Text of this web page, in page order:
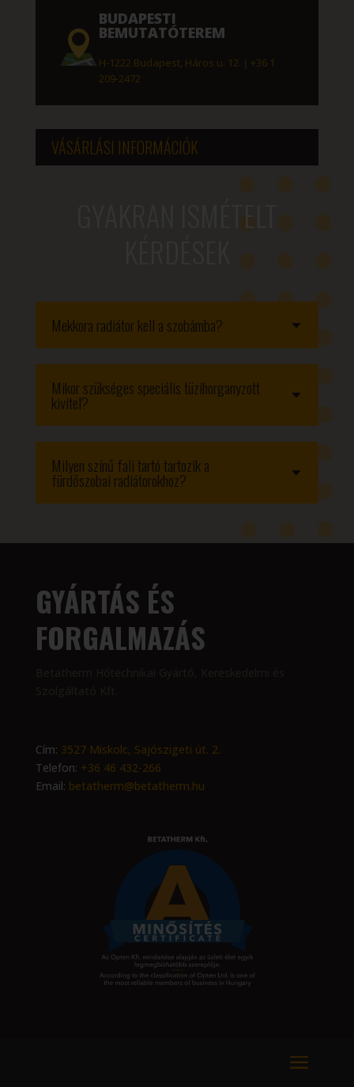
BUDAPESTI
BEMUTATÓTEREM
H-1222 Budapest, Háros u. 12.
+36 1
209-2472
VÁSÁRLÁSI INFORMÁCIÓK
GYAKRAN ISMÉTELT
Mekkora radiátor kell a szobámba?
Mikor szükséges speciális tüzihorganyzott
kivitel?
Milyen színű fali tartó tartozik a
fürdőszobai radiátorokhoz?
GYÁRTÁS ÉS
FORGALMAZÁS
Cím: 3527 Miskolc, Sajószigeti út. 2.
Telefon: +36 46 432-266
Email: betatherm@betatherm.hu